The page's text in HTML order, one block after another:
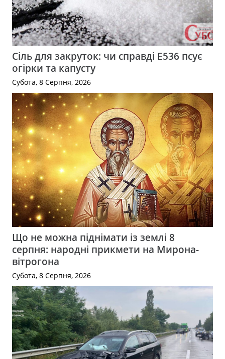
Сіль для закруток: чи справді Е536 псує
огірки та капусту
Субота, 8 Серпня, 2026
Що не можна піднімати із землі 8
серпня: народні прикмети на Мирона-
вітрогона
Субота, 8 Серпня, 2026